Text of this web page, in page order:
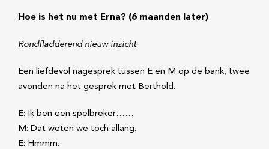
Hoe is het nu met Erna? (6 maanden later)
Rondfladderend nieuw inzicht
Een liefdevol nagesprek tussen E en M op de bank, twee
avonden na het gesprek met Berthold.
E: Ik ben een spelbreker……
M: Dat weten we toch allang.
E: Hmmm.